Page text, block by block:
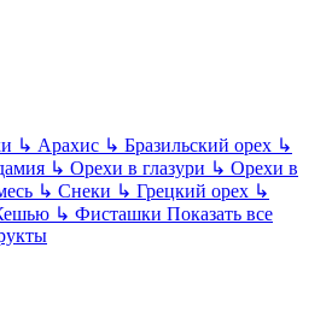
↳ Арахис ↳ Бразильский орех ↳
↳ Орехи в глазури ↳ Орехи в
↳ Снеки ↳ Грецкий орех ↳
↳ Фисташки Показать все